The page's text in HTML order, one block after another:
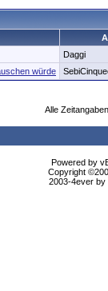
Daggi
würde
Alle
Powered by
Copyright
2003-4ever by